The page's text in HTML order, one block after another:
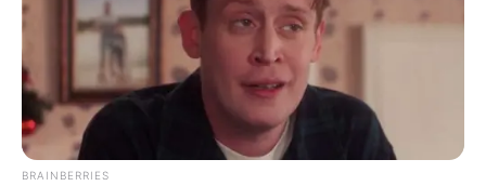
BRAINBERRIES